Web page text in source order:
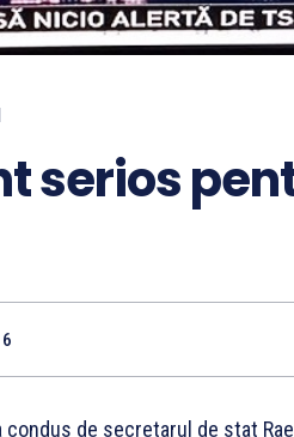
serios
de secretarul de stat